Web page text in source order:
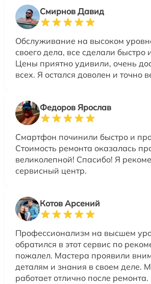
Смирнов Давид
Обслуживание на высоком
своего дела, все сделали быстро
Цены приятно удивили, очень
всех. Я остался доволен и точно
Федоров Ярослав
Смартфон починили быстро и
Стоимость ремонта оказалась
великолепной! Спасибо! Я
сервисный центр.
Котов Арсений
Профессионализм на высшем
обратился в этот сервис по
пожалел. Мастера проявили
деталям и знания в своем деле.
работает отлично после